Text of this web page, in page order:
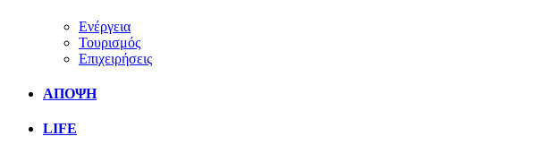
Ενέργεια
Τουρισμός
Επιχειρήσεις
ΑΠΟΨΗ
LIFE